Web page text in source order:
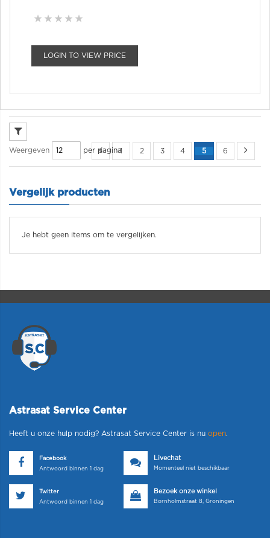
LOGIN TO VIEW PRICE
Weergeven per pagina1 2 3 4 5 6
Vergelijk producten
Je hebt geen items om te vergelijken.
Astrasat Service Center
Heeft u onze hulp nodig? Astrasat Service Center is nu open.
Facebook
Antwoord binnen 1 dag
Livechat
Momenteel niet beschikbaar
Twitter
Antwoord binnen 1 dag
Bezoek onze winkel
Bornholmstraat 8, Groningen